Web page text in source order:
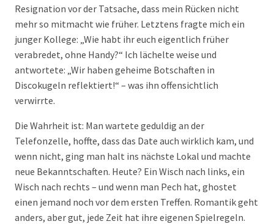
Resignation vor der Tatsache, dass mein Rücken nicht
mehr so mitmacht wie früher. Letztens fragte mich ein
junger Kollege: „Wie habt ihr euch eigentlich früher
verabredet, ohne Handy?“ Ich lächelte weise und
antwortete: „Wir haben geheime Botschaften in
Discokugeln reflektiert!“ – was ihn offensichtlich
verwirrte.
Die Wahrheit ist: Man wartete geduldig an der
Telefonzelle, hoffte, dass das Date auch wirklich kam, und
wenn nicht, ging man halt ins nächste Lokal und machte
neue Bekanntschaften. Heute? Ein Wisch nach links, ein
Wisch nach rechts – und wenn man Pech hat, ghostet
einen jemand noch vor dem ersten Treffen. Romantik geht
anders, aber gut, jede Zeit hat ihre eigenen Spielregeln.